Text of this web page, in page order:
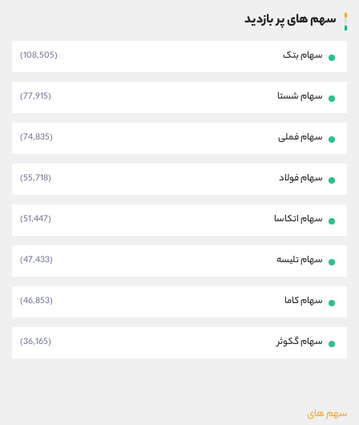
سهم های پر بازدید
سهام بتک (108,505)
سهام شستا (77,915)
سهام فملی (74,835)
سهام فولاد (55,718)
سهام اتکاسا (51,447)
سهام تلیسه (47,433)
سهام کاما (46,853)
سهام گکوثر (36,165)
سهم های